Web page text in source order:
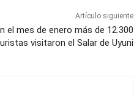
Artículo siguiente
el mes de enero más de 12.300
visitaron el Salar de Uyuni